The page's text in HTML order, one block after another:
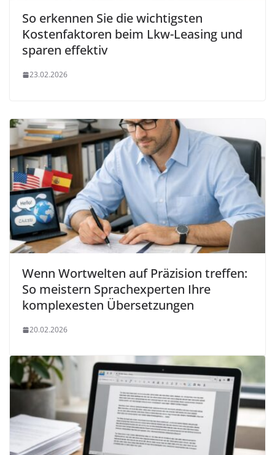
So erkennen Sie die wichtigsten
Kostenfaktoren beim Lkw-Leasing und
sparen effektiv
23.02.2026
Wenn Wortwelten auf Präzision treffen:
So meistern Sprachexperten Ihre
komplexesten Übersetzungen
20.02.2026